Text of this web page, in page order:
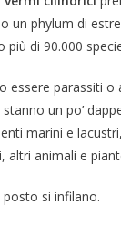
un phylum di
più di 90.000
essere parassiti o
un po’
marini e
altri animali e
posto si infilano.